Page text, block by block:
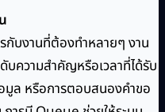
กับงานที่ต้องทำหลายๆ งาน
บความสำคัญหรือเวลาที่ได้รับ
มูล หรือการตอบสนองคำขอ